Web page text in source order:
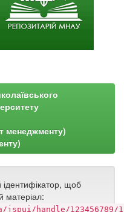
менеджменту)
ідентифікатор, щоб
матеріал:
jspui/handle/123456789/